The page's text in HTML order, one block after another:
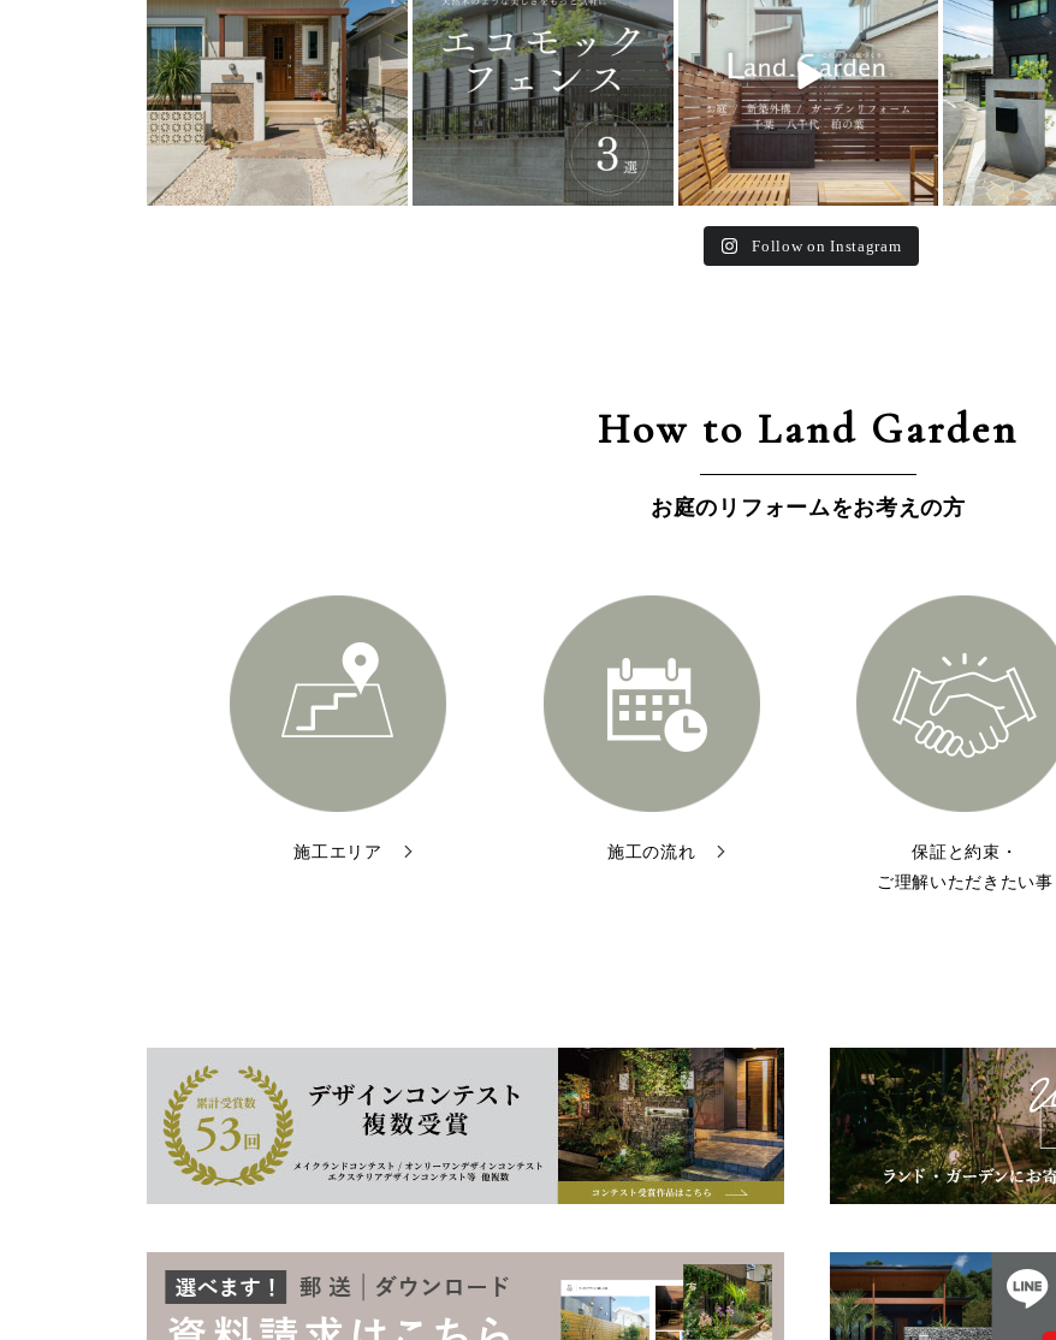
Follow on Instagram
How to Land Garden
お庭のリフォームをお考えの方
施工エリア 施工の流れ
保証と約束・
ご理解いただきたい事